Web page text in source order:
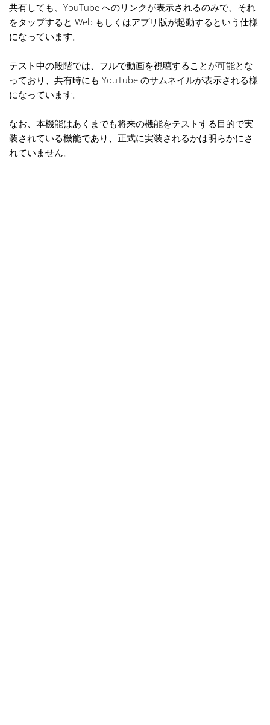
共有しても、YouTube へのリンクが表示されるのみで、それ
をタップすると Web もしくはアプリ版が起動するという仕様
になっています。
テスト中の段階では、フルで動画を視聴することが可能とな
っており、共有時にも YouTube のサムネイルが表示される様
になっています。
なお、本機能はあくまでも将来の機能をテストする目的で実
装されている機能であり、正式に実装されるかは明らかにさ
れていません。